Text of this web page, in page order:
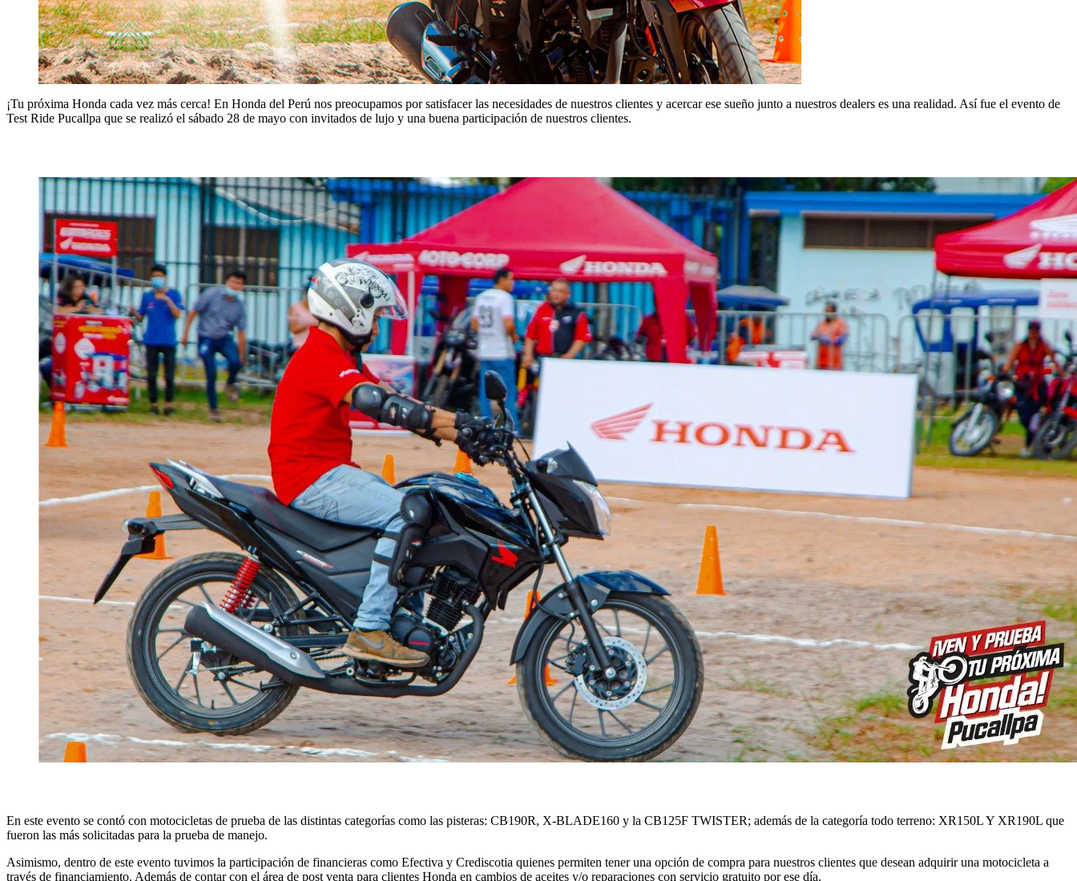
¡Tu próxima Honda cada vez más cerca! En Honda del Perú nos preocupamos por satisfacer las necesidades de nuestros clientes y acercar ese sueño junto a nuestros dealers es una realidad. Así fue el evento de
Test Ride Pucallpa que se realizó el sábado 28 de mayo con invitados de lujo y una buena participación de nuestros clientes.
En este evento se contó con motocicletas de prueba de las distintas categorías como las pisteras: CB190R, X-BLADE160 y la CB125F TWISTER; además de la categoría todo terreno: XR150L Y XR190L que
fueron las más solicitadas para la prueba de manejo.
Asimismo, dentro de este evento tuvimos la participación de financieras como Efectiva y Crediscotia quienes permiten tener una opción de compra para nuestros clientes que desean adquirir una motocicleta a
través de financiamiento. Además de contar con el área de post venta para clientes Honda en cambios de aceites y/o reparaciones con servicio gratuito por ese día.